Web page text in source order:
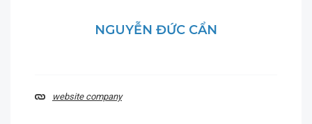
NGUYỄN ĐỨC CẨN
website company